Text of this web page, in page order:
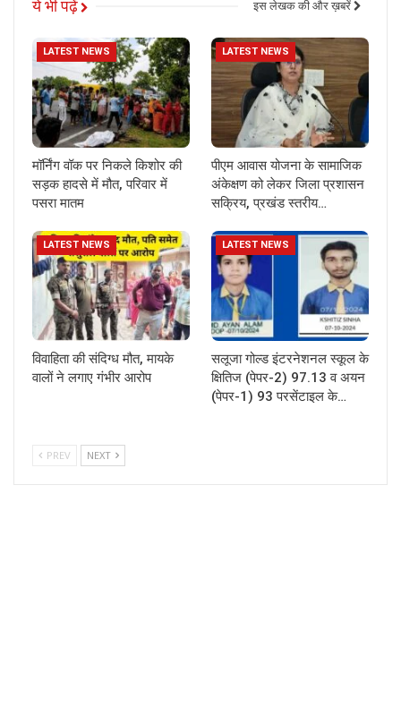
ये भी पढ़ें इस लेखक की और ख़बरें
LATEST NEWS
मॉर्निंग वॉक पर निकले किशोर की
सड़क हादसे में मौत, परिवार में
पसरा मातम
LATEST NEWS
पीएम आवास योजना के सामाजिक
अंकेक्षण को लेकर जिला प्रशासन
सक्रिय, प्रखंड स्तरीय…
LATEST NEWS
विवाहिता की संदिग्ध मौत, मायके
वालों ने लगाए गंभीर आरोप
LATEST NEWS
सलूजा गोल्ड इंटरनेशनल स्कूल के
क्षितिज (पेपर-2) 97.13 व अयन
(पेपर-1) 93 परसेंटाइल के…
PREV NEXT